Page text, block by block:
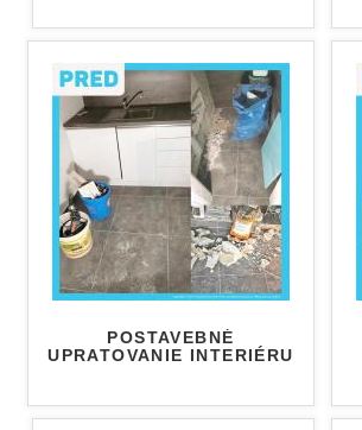
POSTAVEBNÉ
UPRATOVANIE INTERIÉRU